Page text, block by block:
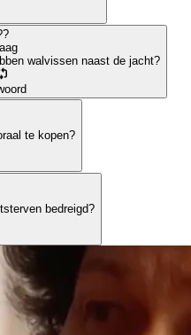
?
walvissen naast de jacht?
te kopen?
bedreigd?